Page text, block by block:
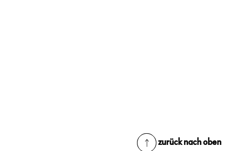
zurück nach oben
zurück nach oben